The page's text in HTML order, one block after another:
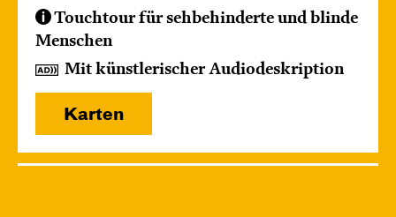
Touchtour für sehbehinderte und blinde
Menschen
Mit künstlerischer Audiodeskription
Karten